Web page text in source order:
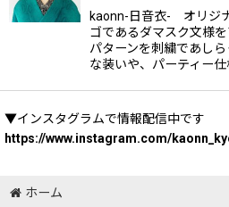
kaonn-日音衣- オリジ
ゴであるダマスク文様
パターンを刺繍であし
な装いや、パーティー仕
▼インスタグラムで情報配信中です
https://www.instagram.com/
ホーム